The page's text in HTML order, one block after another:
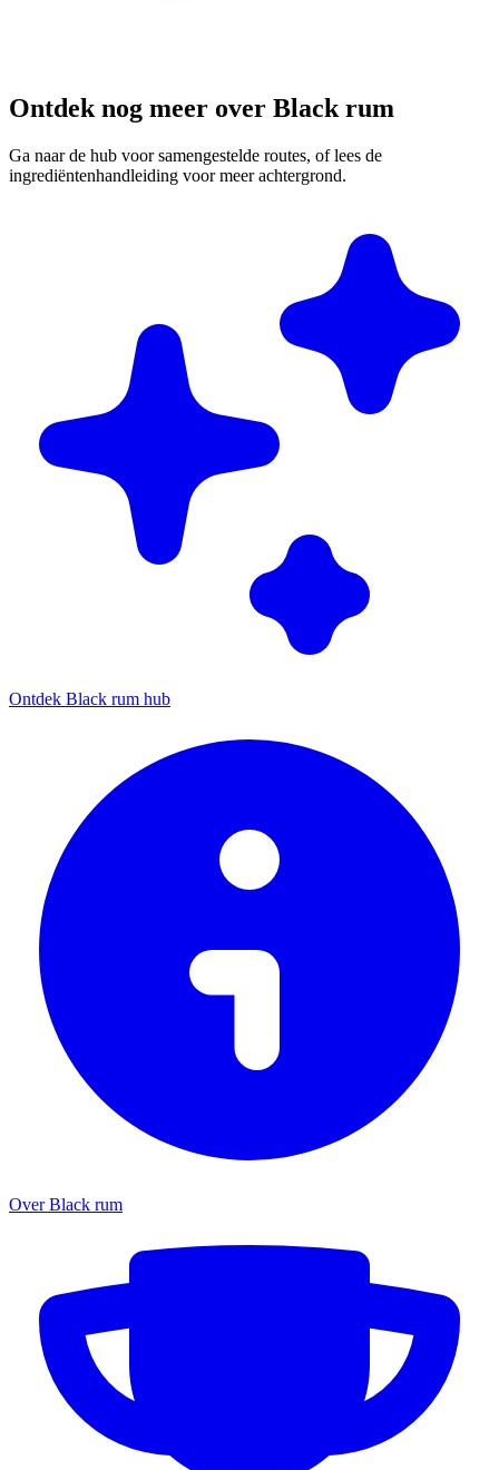
Ontdek nog meer over Black rum
Ga naar de hub voor samengestelde routes, of lees de
ingrediëntenhandleiding voor meer achtergrond.
Ontdek Black rum hub
Over Black rum